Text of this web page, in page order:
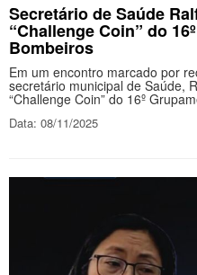
Secretário de Saúde
“Challenge Coin” do
Bombeiros
Em um encontro marcado por
secretário municipal de Saúde,
“Challenge Coin” do 16º
Data: 08/11/2025